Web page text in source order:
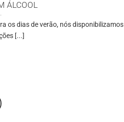
ÁLCOOL
os dias de verão, nós disponibilizamos
[...]